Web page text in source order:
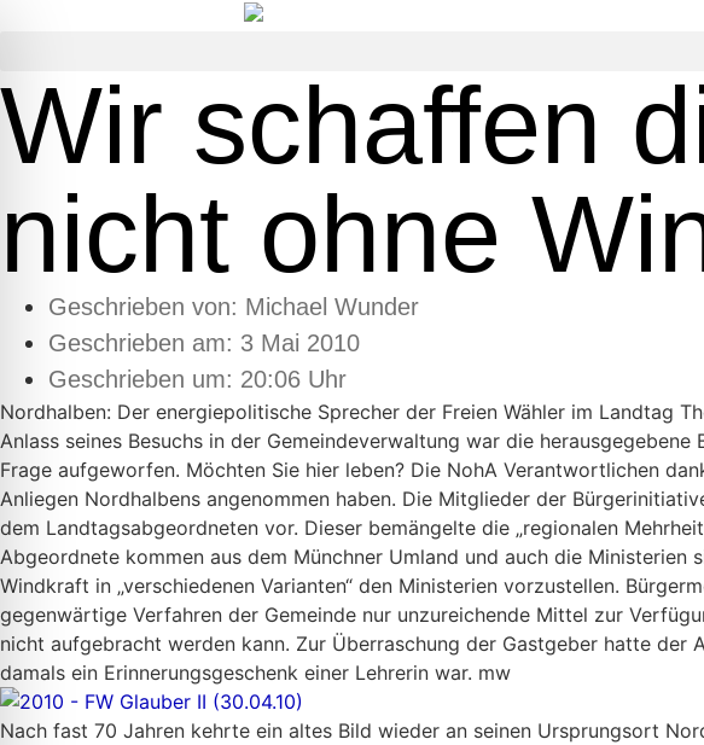
Wir schaffen
nicht ohne
Geschrieben von: Michael Wunder
Geschrieben am: 3 Mai 2010
Geschrieben um: 20:06 Uhr
Nordhalben: Der energiepolitische Sprecher der Freien Wähler im Landtag
Anlass seines Besuchs in der Gemeindeverwaltung war die
Frage aufgeworfen. Möchten Sie hier leben? Die NohA Verantwortlichen
Anliegen Nordhalbens angenommen haben. Die Mitglieder der
dem Landtagsabgeordneten vor. Dieser bemängelte die „regionalen
Abgeordnete kommen aus dem Münchner Umland und auch die
Windkraft in „verschiedenen Varianten“ den Ministerien vorzustellen.
gegenwärtige Verfahren der Gemeinde nur unzureichende Mittel zur
nicht aufgebracht werden kann. Zur Überraschung der Gastgeber hatte
damals ein Erinnerungsgeschenk einer Lehrerin war. mw
Nach fast 70 Jahren kehrte ein altes Bild wieder an seinen Ursprungsort